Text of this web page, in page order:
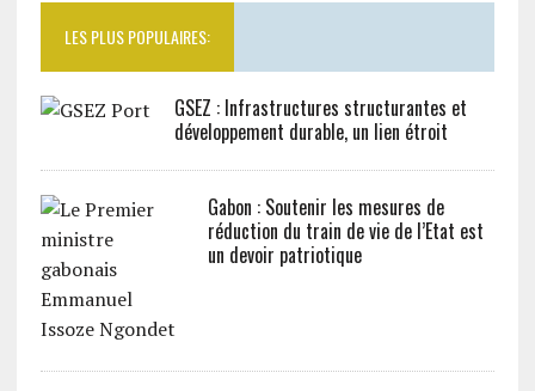
LES PLUS POPULAIRES:
GSEZ : Infrastructures structurantes et
développement durable, un lien étroit
Gabon : Soutenir les mesures de
réduction du train de vie de l’Etat est
un devoir patriotique